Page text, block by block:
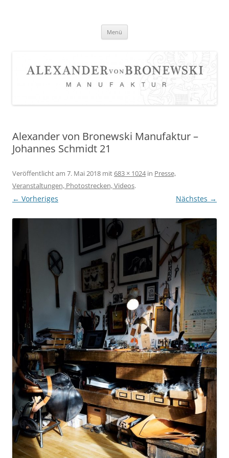
Menü
Alexander von Bronewski Manufaktur –
Johannes Schmidt 21
Veröffentlicht am 7. Mai 2018 mit683 × 1024in Presse,
Veranstaltungen, Photostrecken, Videos.
← Vorheriges Nächstes →